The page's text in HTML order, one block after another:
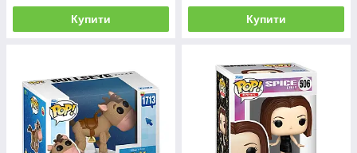
Купити Купити